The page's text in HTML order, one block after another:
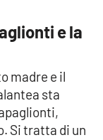
e la
madre e il
sta
Si tratta di un